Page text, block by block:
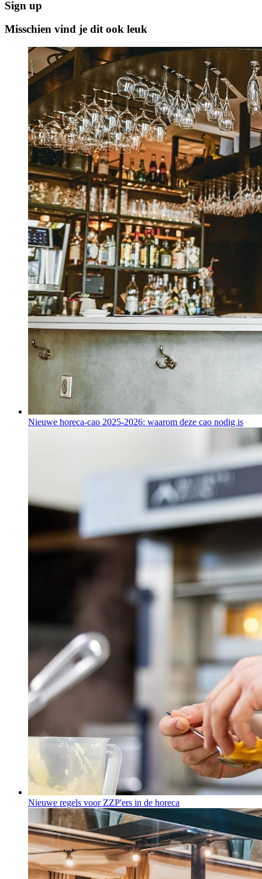
Sign up
Misschien vind je dit ook leuk
Nieuwe horeca-cao 2025-2026: waarom deze cao nodig is
Nieuwe regels voor ZZP'ers in de horeca